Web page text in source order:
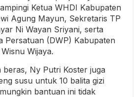
Ketua WHDI Kabupaten
Agung Mayun, Sekretaris TP
Ni Wayan Sriyani, serta
Persatuan (DWP) Kabupaten
Wijaya.
Ny Putri Koster juga
susu untuk 10 balita gizi
bantuan ini tidak